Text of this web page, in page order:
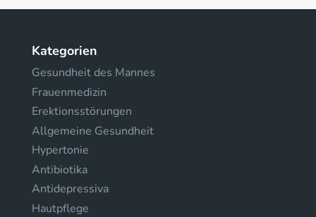
Kategorien
Gesundheit des Mannes
Frauenmedizin
Erektionsstörungen
Allgemeine Gesundheit
Hypertonie
Antibiotika
Antidepressiva
Hautpflege